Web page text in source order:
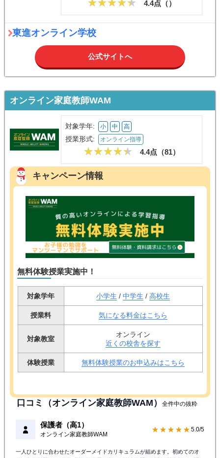
4.4点（）
東進オンライン学校
公式サイトへ
オンライン家庭教師WAM
対象学年: 小 中 高
授業形式: オンライン指導
4.4点（81）
キャンペーン情報
無料体験授業実施中！
対象学年 小学生 / 中学生 / 高校生
授業料 気になる料金はこちら
対象教室
オンライン
近くの校舎を探す
体験授業 無料体験授業のお申込みはこちら
口コミ（オンライン家庭教師WAM） 全件中の抜粋
保護者（高1）
オンライン家庭教師WAM
★★★★★ 5.0/5
一人ひとりに合わせたオーダーメイドカリキュラムが組めます。初めてのオ